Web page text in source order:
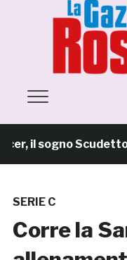
il sogno Scudetto
SERIE C
Corre la